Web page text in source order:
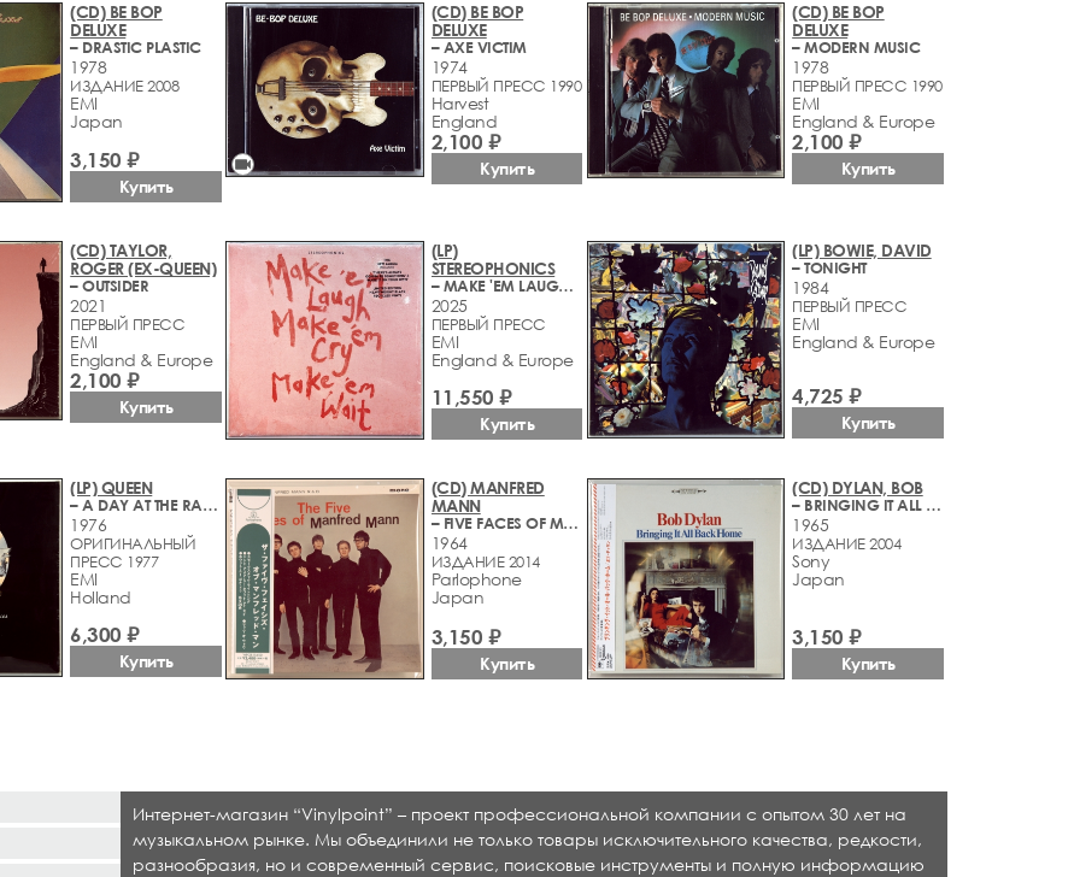
(CD) BE BOP
DELUXE
– DRASTIC PLASTIC
1978
ИЗДАНИЕ 2008
EMI
Japan
3,150 ₽
Купить
videocam
(CD) BE BOP
DELUXE
– AXE VICTIM
1974
ПЕРВЫЙ ПРЕСС 1990
Harvest
England
2,100 ₽
Купить
(CD) BE BOP
DELUXE
– MODERN MUSIC
1978
ПЕРВЫЙ ПРЕСС 1990
EMI
England & Europe
2,100 ₽
Купить
(CD) TAYLOR,
ROGER (EX-QUEEN)
– OUTSIDER
2021
ПЕРВЫЙ ПРЕСС
EMI
England & Europe
2,100 ₽
Купить
(LP)
STEREOPHONICS
– MAKE 'EM LAUGH, MAKE 'EM CRY, MAKE 'EM WAIT
2025
ПЕРВЫЙ ПРЕСС
EMI
England & Europe
11,550 ₽
Купить
(LP) BOWIE, DAVID
– TONIGHT
1984
ПЕРВЫЙ ПРЕСС
EMI
England & Europe
4,725 ₽
Купить
(LP) QUEEN
– A DAY AT THE RACES
1976
ОРИГИНАЛЬНЫЙ
ПРЕСС 1977
EMI
Holland
6,300 ₽
Купить
(CD) MANFRED
MANN
– FIVE FACES OF MANFRED MANN
1964
ИЗДАНИЕ 2014
Parlophone
Japan
3,150 ₽
Купить
(CD) DYLAN, BOB
– BRINGING IT ALL BACK HOME
1965
ИЗДАНИЕ 2004
Sony
Japan
3,150 ₽
Купить
Интернет-магазин “Vinylpoint” – проект профессиональной компании с опытом 30 лет на
музыкальном рынке. Мы объединили не только товары исключительного качества, редкости,
разнообразия, но и современный сервис, поисковые инструменты и полную информацию